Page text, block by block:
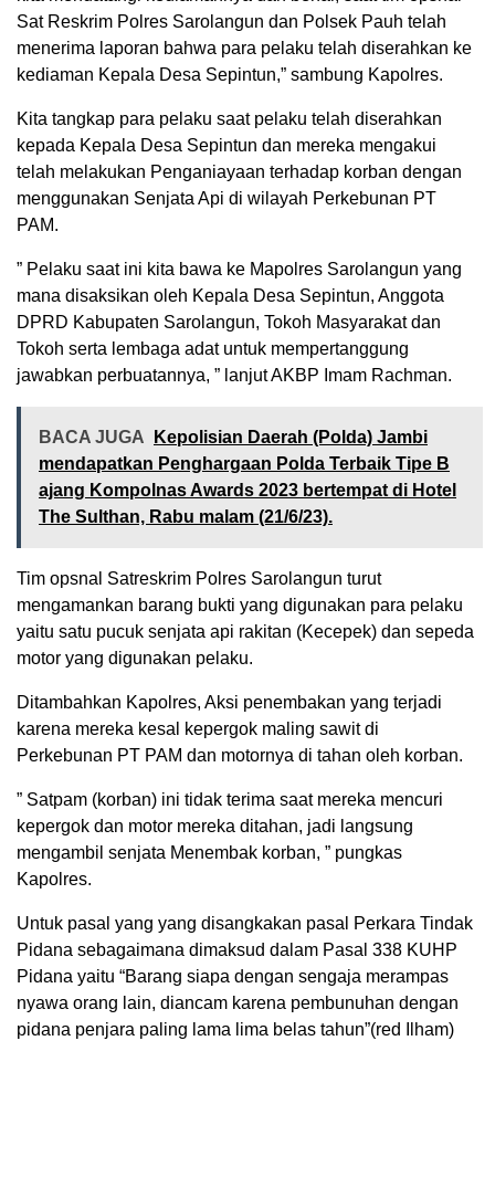
Sat Reskrim Polres Sarolangun dan Polsek Pauh telah
menerima laporan bahwa para pelaku telah diserahkan ke
kediaman Kepala Desa Sepintun,” sambung Kapolres.
Kita tangkap para pelaku saat pelaku telah diserahkan
kepada Kepala Desa Sepintun dan mereka mengakui
telah melakukan Penganiayaan terhadap korban dengan
menggunakan Senjata Api di wilayah Perkebunan PT
PAM.
” Pelaku saat ini kita bawa ke Mapolres Sarolangun yang
mana disaksikan oleh Kepala Desa Sepintun, Anggota
DPRD Kabupaten Sarolangun, Tokoh Masyarakat dan
Tokoh serta lembaga adat untuk mempertanggung
jawabkan perbuatannya, ” lanjut AKBP Imam Rachman.
BACA JUGA
Kepolisian Daerah (Polda) Jambi
mendapatkan Penghargaan Polda Terbaik Tipe B
ajang Kompolnas Awards 2023 bertempat di Hotel
The Sulthan, Rabu malam (21/6/23).
Tim opsnal Satreskrim Polres Sarolangun turut
mengamankan barang bukti yang digunakan para pelaku
yaitu satu pucuk senjata api rakitan (Kecepek) dan sepeda
motor yang digunakan pelaku.
Ditambahkan Kapolres, Aksi penembakan yang terjadi
karena mereka kesal kepergok maling sawit di
Perkebunan PT PAM dan motornya di tahan oleh korban.
” Satpam (korban) ini tidak terima saat mereka mencuri
kepergok dan motor mereka ditahan, jadi langsung
mengambil senjata Menembak korban, ” pungkas
Kapolres.
Untuk pasal yang yang disangkakan pasal Perkara Tindak
Pidana sebagaimana dimaksud dalam Pasal 338 KUHP
Pidana yaitu “Barang siapa dengan sengaja merampas
nyawa orang lain, diancam karena pembunuhan dengan
pidana penjara paling lama lima belas tahun”(red Ilham)